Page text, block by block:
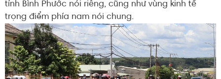
tỉnh Bình Phước nói riêng, cũng như vùng kinh tế
trọng điểm phía nam nói chung.